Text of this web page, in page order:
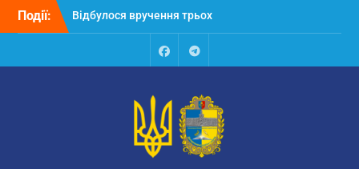
Перейти
Події:
Відбулося вручення трьох
автобусів для потреб
Відбулося засідання
освіти та науки обласної
державної адміністрації
Відбулась обласна
FacebookTalegram